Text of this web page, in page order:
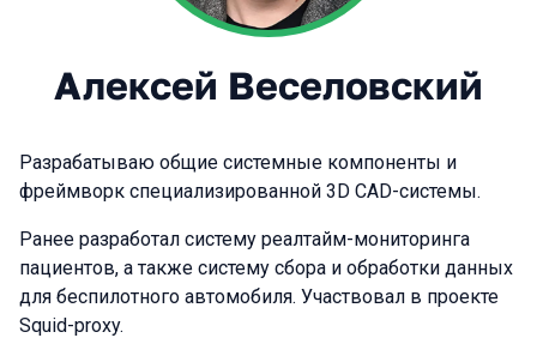
Алексей Веселовский
Разрабатываю общие системные компоненты и
фреймворк специализированной 3D CAD-системы.
Ранее разработал систему реалтайм-мониторинга
пациентов, а также систему сбора и обработки данных
для беспилотного автомобиля. Участвовал в проекте
Squid-proxy.